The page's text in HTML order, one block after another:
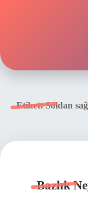
Etiket:Soldan
Bazlık